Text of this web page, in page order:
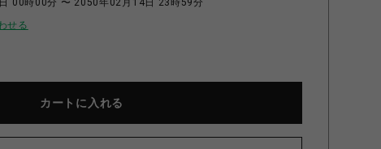
00時00分 〜 2050年02月14日 23時59分
せる
カートに入れる